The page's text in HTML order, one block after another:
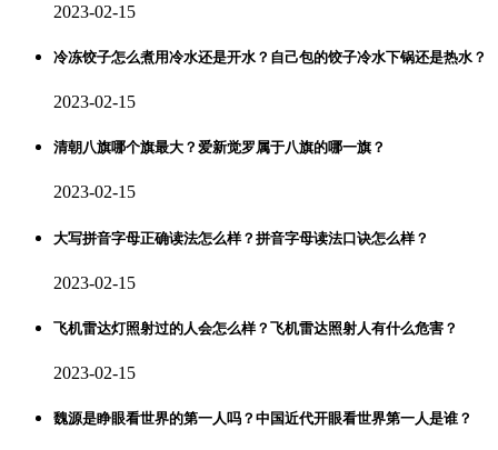
2023-02-15
冷冻饺子怎么煮用冷水还是开水？自己包的饺子冷水下锅还是热水？
2023-02-15
清朝八旗哪个旗最大？爱新觉罗属于八旗的哪一旗？
2023-02-15
大写拼音字母正确读法怎么样？拼音字母读法口诀怎么样？
2023-02-15
飞机雷达灯照射过的人会怎么样？飞机雷达照射人有什么危害？
2023-02-15
魏源是睁眼看世界的第一人吗？中国近代开眼看世界第一人是谁？